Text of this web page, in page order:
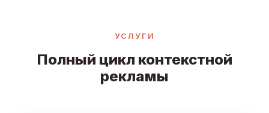
УСЛУГИ
Полный цикл контекстной
рекламы